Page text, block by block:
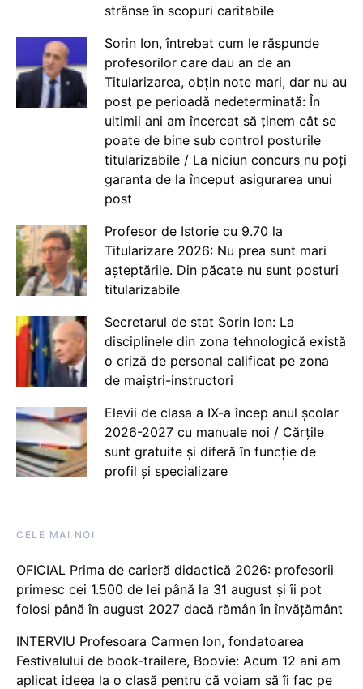
strânse în scopuri caritabile
Sorin Ion, întrebat cum le răspunde
profesorilor care dau an de an
Titularizarea, obțin note mari, dar nu au
post pe perioadă nedeterminată: În
ultimii ani am încercat să ținem cât se
poate de bine sub control posturile
titularizabile / La niciun concurs nu poți
garanta de la început asigurarea unui
post
Profesor de Istorie cu 9.70 la
Titularizare 2026: Nu prea sunt mari
așteptările. Din păcate nu sunt posturi
titularizabile
Secretarul de stat Sorin Ion: La
disciplinele din zona tehnologică există
o criză de personal calificat pe zona
de maiștri-instructori
Elevii de clasa a IX-a încep anul școlar
2026-2027 cu manuale noi / Cărțile
sunt gratuite și diferă în funcție de
profil și specializare
CELE MAI NOI
OFICIAL Prima de carieră didactică 2026: profesorii
primesc cei 1.500 de lei până la 31 august și îi pot
folosi până în august 2027 dacă rămân în învățământ
INTERVIU Profesoara Carmen Ion, fondatoarea
Festivalului de book-trailere, Boovie: Acum 12 ani am
aplicat ideea la o clasă pentru că voiam să îi fac pe